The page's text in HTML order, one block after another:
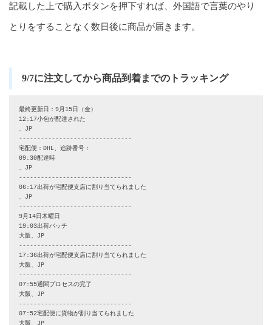
記載した上で購入ボタンを押下すれば、外国語で言葉のやり
とりをすることなく数日後に商品が届きます。
9/7に注文してから商品到着までのトラッキング
最終更新日：9月15日（金）
12:17小包が配達された
、JP
-------------------------------
宅配便：DHL、追跡番号：
09:30配達時
、JP
-------------------------------
06:17出荷が宅配便支店に割り当てられました
、JP
-------------------------------
9月14日木曜日
19:03出荷バッチ
大阪、JP
-------------------------------
17:36出荷が宅配便支店に割り当てられました
大阪、JP
-------------------------------
07:55通関プロセスの完了
大阪、JP
-------------------------------
07:52宅配便に貨物が割り当てられました
大阪、JP